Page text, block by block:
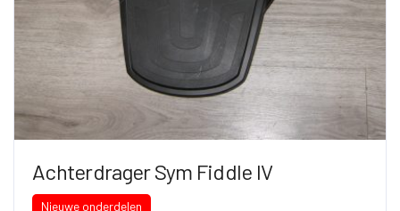
Achterdrager Sym Fiddle IV
Nieuwe onderdelen